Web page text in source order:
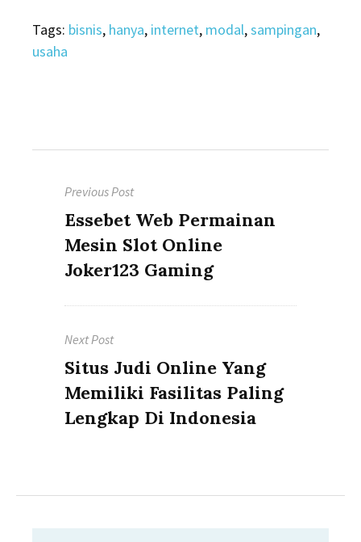
Tags: bisnis, hanya, internet, modal,sampingan,
usaha
navigation
Previous Post
Previous
post:
Essebet Web Permainan
Mesin Slot Online
Joker123 Gaming
Next Post
Next
post:
Situs Judi Online Yang
Memiliki Fasilitas Paling
Lengkap Di Indonesia